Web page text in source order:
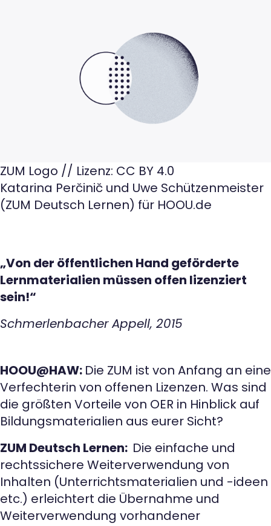
ZUM Logo // Lizenz: CC BY 4.0
Katarina Perčinič und Uwe Schützenmeister
(ZUM Deutsch Lernen) für HOOU.de
„Von der öffentlichen Hand geförderte
Lernmaterialien müssen offen lizenziert
sein!“
Schmerlenbacher Appell, 2015
HOOU@HAW: Die ZUM ist von Anfang an eine
Verfechterin von offenen Lizenzen. Was sind
die größten Vorteile von OER in Hinblick auf
Bildungsmaterialien aus eurer Sicht?
ZUM Deutsch Lernen: Die einfache und
rechtssichere Weiterverwendung von
Inhalten (Unterrichtsmaterialien und -ideen
etc.) erleichtert die Übernahme und
Weiterverwendung vorhandener